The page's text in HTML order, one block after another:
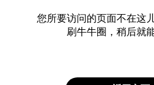
您所要访问的页面不在这
刷牛牛圈，稍后就